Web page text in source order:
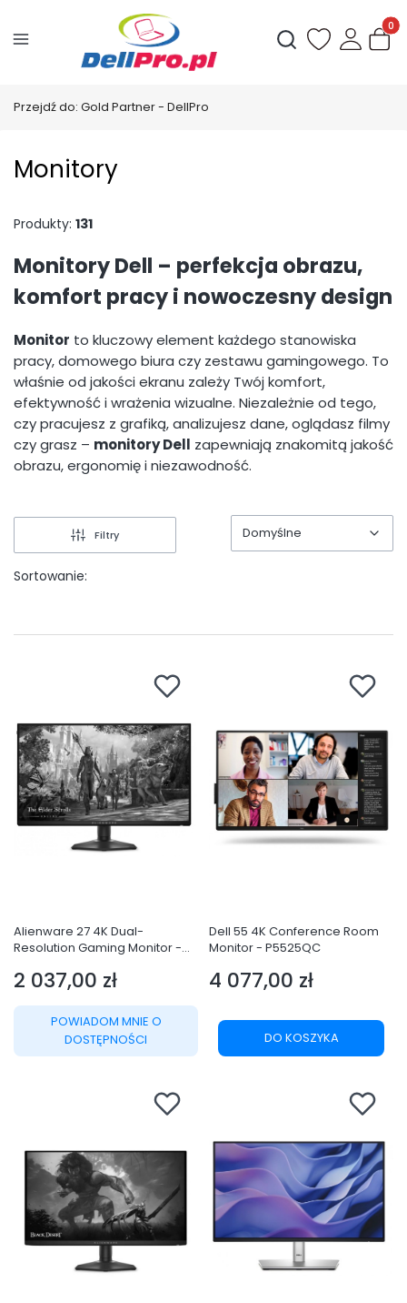
Otwórz
Przejdź do: Gold Partner - DellPro
Monitory
Produkty: 131
Monitory Dell – perfekcja obrazu,
komfort pracy i nowoczesny design
Monitor to kluczowy element każdego stanowiska
pracy, domowego biura czy zestawu gamingowego. To
właśnie od jakości ekranu zależy Twój komfort,
efektywność i wrażenia wizualne. Niezależnie od tego,
czy pracujesz z grafiką, analizujesz dane, oglądasz filmy
czy grasz – monitory Dell zapewniają znakomitą jakość
obrazu, ergonomię i niezawodność.
Filtry
Sortowanie:
Domyślne
Alienware 27 4K Dual-
Resolution Gaming Monitor -
Cena
2 037,00 zł
POWIADOM MNIE O
DOSTĘPNOŚCI
Dell 55 4K Conference Room
Monitor - P5525QC
Cena
4 077,00 zł
DO KOSZYKA